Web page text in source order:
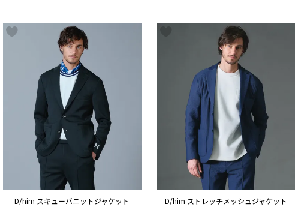
D/him スキューバニットジャケット D/him ストレッチメッシュジャケット